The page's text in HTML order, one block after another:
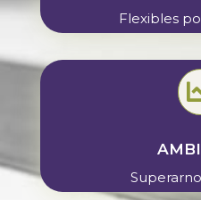
Flexibles